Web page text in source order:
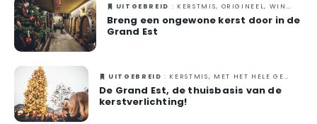
Origineel
Gastronomie
Wellness
Cultuur & erfgoed
Ambachten
UITGEBREID : KERSTMIS, ORIGINEEL, WINTER
Breng een ongewone kerst door in de
Grand Est
UITGEBREID : KERSTMIS, MET HET HELE GEZIN, MET VRIENDEN, MET ZIJN TWEETJES, WINTER
De Grand Est, de thuisbasis van de
kerstverlichting!